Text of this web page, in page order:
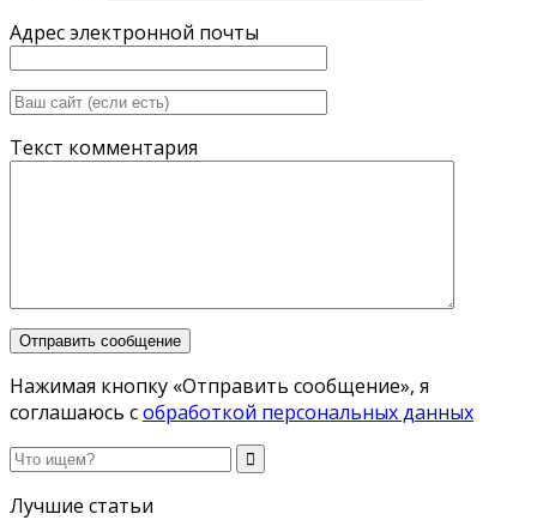
Адрес электронной почты
Текст комментария
Нажимая кнопку «Отправить сообщение», я
соглашаюсь собработкой персональных данных
Лучшие статьи